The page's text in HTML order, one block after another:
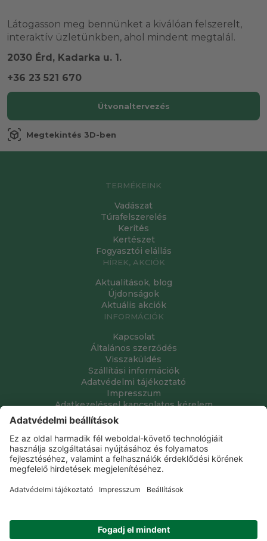
Látogasson meg bennünket a kiválóan felszerelt,
interaktív üzletünkben, ahol mindent megtalál.
2030 Érd, Kadarka u. 1.
+36 23 521 670
Útvonaltervezés
view_in_ar Megtekintés 3D-ben
TERMÉKEINK
Vadászat
Túrafelszerelés
Kerítés
Kertészet
Fogyasztói elállás
HÍREK, AKCIÓK
Aktualitások, blog
Újdonságok
Aktuális akciók
INFORMÁCIÓK
Kapcsolat
Általános szerződés
Visszaküldés
Szállítási információk
Adatvédelmi tájékoztató
Impresszum
Adatkezeléssel kapcsolatos kérelem